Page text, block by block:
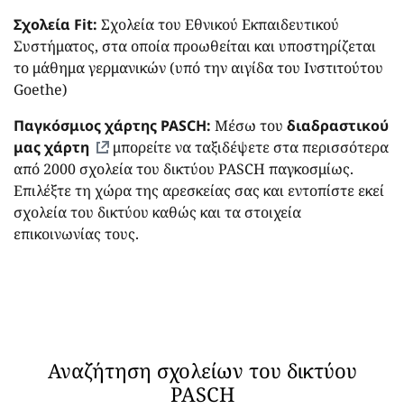
Σχολεία Fit: Σχολεία του Εθνικού Εκπαιδευτικού
Συστήματος, στα οποία προωθείται και υποστηρίζεται
το μάθημα γερμανικών (υπό την αιγίδα του Ινστιτούτου
Goethe)
Παγκόσμιος χάρτης PASCH: Μέσω του διαδραστικού
μας χάρτη
μπορείτε να ταξιδέψετε στα περισσότερα
από 2000 σχολεία του δικτύου PASCH παγκοσμίως.
Επιλέξτε τη χώρα της αρεσκείας σας και εντοπίστε εκεί
σχολεία του δικτύου καθώς και τα στοιχεία
επικοινωνίας τους.
Αναζήτηση σχολείων του δικτύου
PASCH